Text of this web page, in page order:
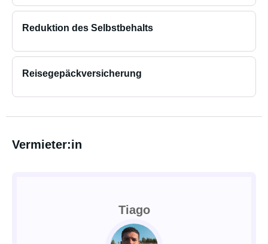
Reduktion des Selbstbehalts
Reisegepäckversicherung
Vermieter:in
Tiago